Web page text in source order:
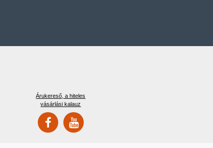
Árukereső, a hiteles
vásárlási kalauz